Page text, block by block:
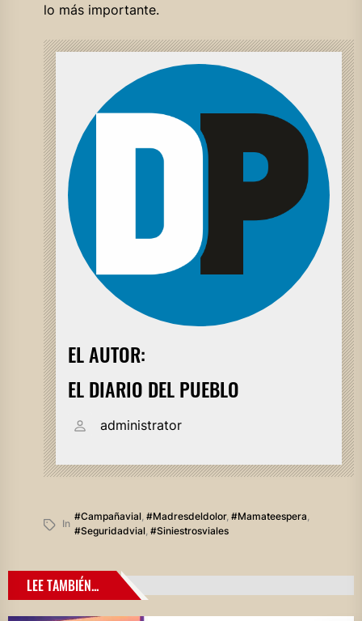
lo más importante.
EL AUTOR:
EL DIARIO DEL PUEBLO
administrator
In
#campañavial, #madresdeldolor, #mamateespera,
#seguridadvial, #siniestrosviales
LEE TAMBIÉN...